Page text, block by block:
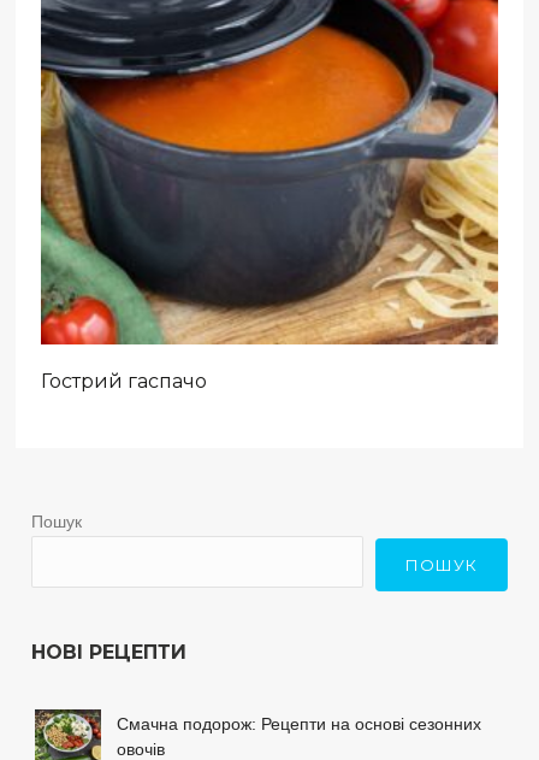
Гострий гаспачо
Пошук
ПОШУК
НОВІ РЕЦЕПТИ
Смачна подорож: Рецепти на основі сезонних
овочів